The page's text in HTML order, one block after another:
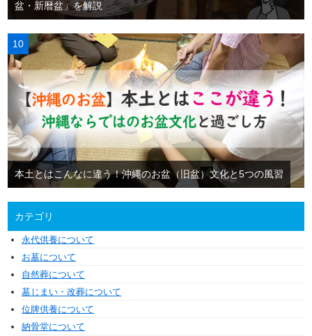
盆・新暦盆」を解説
本土とはこんなに違う！沖縄のお盆（旧盆）文化と5つの風習
カテゴリ
永代供養について
お墓について
自然葬について
墓じまい・改葬について
位牌供養について
納骨堂について